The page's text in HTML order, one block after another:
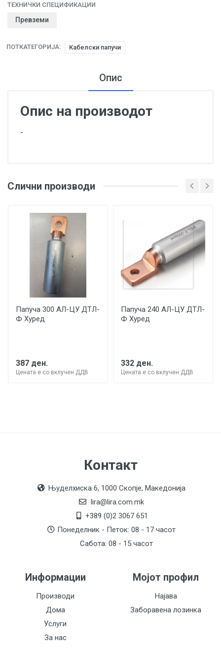
ТЕХНИЧКИ СПЕЦИФИКАЦИИ
Превземи
ПОТКАТЕГОРИЈА: Кабелски папучи
Опис
Опис на производот
-
Слични производи
Папуча 300 АЛ-ЦУ ДТЛ-
Ф Хуред
387 ден.
Цената е со вклучен ДДВ
Папуча 240 АЛ-ЦУ ДТЛ-
Ф Хуред
332 ден.
Цената е со вклучен ДДВ
Контакт
Њуделхиска 6, 1000 Скопје, Македонија
lira@lira.com.mk
+389 (0)2 3067 651
Понеделник - Петок: 08 - 17 часот
Сабота: 08 - 15 часот
Информации
Производи
Дома
Услуги
За нас
Мојот профил
Најава
Заборавена лозинка